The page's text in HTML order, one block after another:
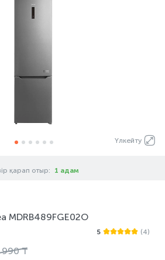
Үлкейту
қарап отыр: 1 адам
MDRB489FGE02O
5 (4)
990 ₸